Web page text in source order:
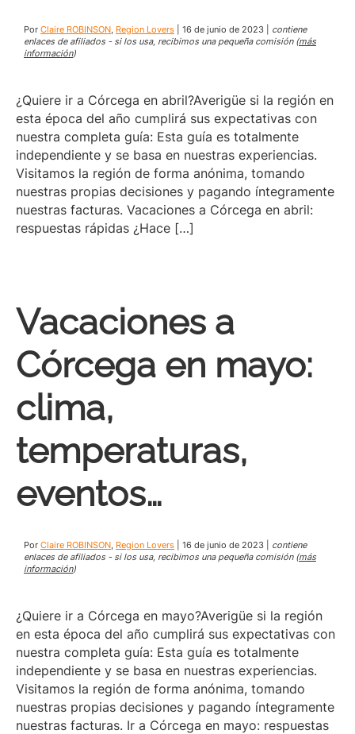
Por Claire ROBINSON Region Lovers 16 de junio de 2023
contiene
enlaces de afiliados - si los usa, recibimos una pequeña comisión (más
información)
¿Quiere ir a Córcega en abril?Averigüe si la región en
esta época del año cumplirá sus expectativas con
nuestra completa guía: Esta guía es totalmente
independiente y se basa en nuestras experiencias.
Visitamos la región de forma anónima, tomando
nuestras propias decisiones y pagando íntegramente
nuestras facturas. Vacaciones a Córcega en abril:
respuestas rápidas ¿Hace […]
Vacaciones a
Córcega en mayo:
clima,
temperaturas,
eventos…
Por Claire ROBINSON Region Lovers 16 de junio de 2023
contiene
enlaces de afiliados - si los usa, recibimos una pequeña comisión (más
información)
¿Quiere ir a Córcega en mayo?Averigüe si la región
en esta época del año cumplirá sus expectativas con
nuestra completa guía: Esta guía es totalmente
independiente y se basa en nuestras experiencias.
Visitamos la región de forma anónima, tomando
nuestras propias decisiones y pagando íntegramente
nuestras facturas. Ir a Córcega en mayo: respuestas